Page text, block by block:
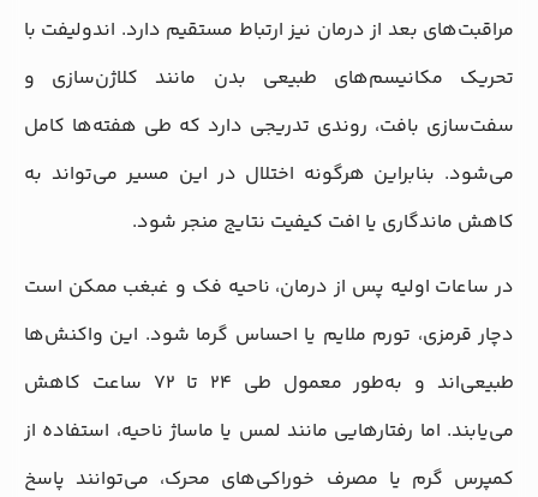
مراقبت‌های بعد از درمان نیز ارتباط مستقیم دارد. اندولیفت با
تحریک مکانیسم‌های طبیعی بدن مانند کلاژن‌سازی و
سفت‌سازی بافت، روندی تدریجی دارد که طی هفته‌ها کامل
می‌شود. بنابراین هرگونه اختلال در این مسیر می‌تواند به
کاهش ماندگاری یا افت کیفیت نتایج منجر شود.
در ساعات اولیه پس از درمان، ناحیه فک و غبغب ممکن است
دچار قرمزی، تورم ملایم یا احساس گرما شود. این واکنش‌ها
طبیعی‌اند و به‌طور معمول طی ۲۴ تا ۷۲ ساعت کاهش
می‌یابند. اما رفتارهایی مانند لمس یا ماساژ ناحیه، استفاده از
کمپرس گرم یا مصرف خوراکی‌های محرک، می‌توانند پاسخ